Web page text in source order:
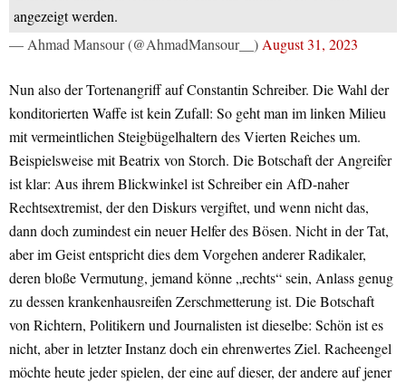
angezeigt werden.
— Ahmad Mansour (@AhmadMansour__)August 31, 2023
Nun also der Tortenangriff auf Constantin Schreiber. Die Wahl der
konditorierten Waffe ist kein Zufall: So geht man im linken Milieu
mit vermeintlichen Steigbügelhaltern des Vierten Reiches um.
Beispielsweise mit Beatrix von Storch. Die Botschaft der Angreifer
ist klar: Aus ihrem Blickwinkel ist Schreiber ein AfD-naher
Rechtsextremist, der den Diskurs vergiftet, und wenn nicht das,
dann doch zumindest ein neuer Helfer des Bösen. Nicht in der Tat,
aber im Geist entspricht dies dem Vorgehen anderer Radikaler,
deren bloße Vermutung, jemand könne „rechts“ sein, Anlass genug
zu dessen krankenhausreifen Zerschmetterung ist. Die Botschaft
von Richtern, Politikern und Journalisten ist dieselbe: Schön ist es
nicht, aber in letzter Instanz doch ein ehrenwertes Ziel. Racheengel
möchte heute jeder spielen, der eine auf dieser, der andere auf jener